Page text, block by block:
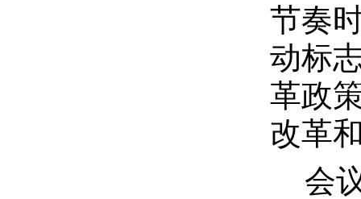
节奏
动标
革政
改革
会